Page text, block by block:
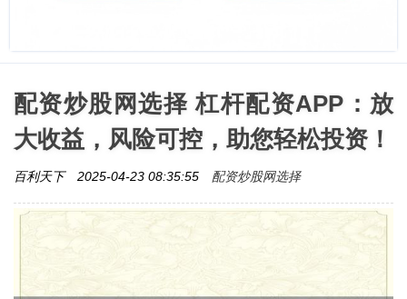
配资炒股网选择 杠杆配资APP：放
大收益，风险可控，助您轻松投资！
百利天下 2025-04-23 08:35:55 配资炒股网选择